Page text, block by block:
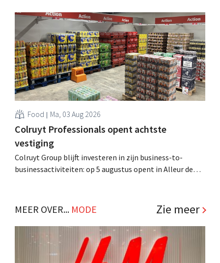
Al is die bestemming voor sommige panden een sluiting.
Food Ma, 03 Aug 2026
Colruyt Professionals opent achtste
vestiging
Colruyt Group blijft investeren in zijn business-to-
businessactiviteiten: op 5 augustus opent in Alleur de
klanten. .
MEER OVER... MODE Zie meer